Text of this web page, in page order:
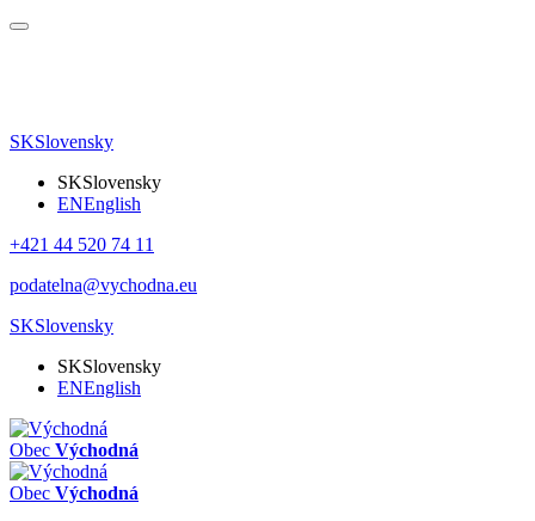
SKSlovensky
SKSlovensky
ENEnglish
+421 44 520 74 11
podatelna@vychodna.eu
SKSlovensky
SKSlovensky
ENEnglish
Obec Východná
Obec Východná